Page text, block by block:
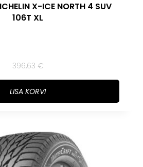
X-ICE NORTH 4 SUV
106T XL
396,63 €
LISA KORVI